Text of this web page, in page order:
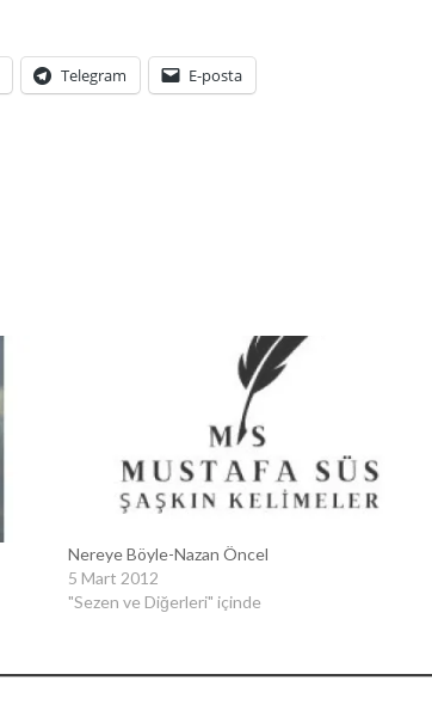
Telegram E-posta
Nereye Böyle-Nazan Öncel
5 Mart 2012
"Sezen ve Diğerleri" içinde